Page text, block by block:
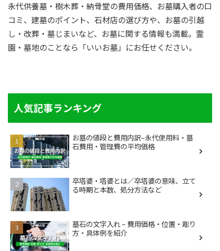
永代供養墓・樹木葬・納骨堂の費用価格、お墓購入者の口
コミ、建墓のポイント、石材店の選び方や、お墓の引越
し・改葬・墓じまいなど、お墓に関する情報も満載。霊
園・墓地のことなら「いいお墓」にお任せください。
人気記事ランキング
お墓の値段と費用内訳–永代使用料・墓
石費用・管理費の平均価格
卒塔婆・塔婆とは／卒塔婆の意味、立て
る時期と本数、処分方法など
墓石の文字入れ – 費用価格・位置・彫り
方・具体例を紹介